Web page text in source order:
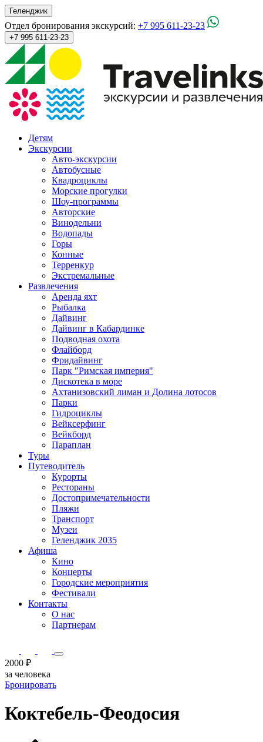
Геленджик
Отдел бронирования экскурсий: +7 995 611-23-23
+7 995 611-23-23
Детям
Экскурсии
Авто-экскурсии
Автобусные
Квадроциклы
Морские прогулки
Шоу-программы
Авторские
Винодельни
Водопады
Горы
Конные
Терренкур
Экстремальные
Развлечения
Аренда яхт
Рыбалка
Дайвинг
Дайвинг в Кабардинке
Подводная охота
Флайборд
Фридайвинг
Парк "Римская империя"
Дискотека в море
Ахтанизовский лиман и Долина лотосов
Парки
Гидроциклы
Вейксерфинг
Вейкборд
Параплан
Туры
Путеводитель
Курорты
Рестораны
Достопримечательности
Пляжи
Транспорт
Музеи
Геленджик 2035
Афиша
Кино
Концерты
Городские мероприятия
Фестивали
Контакты
О нас
Партнерам
2000 ₽
за человека
Бронировать
Коктебель-Феодосия